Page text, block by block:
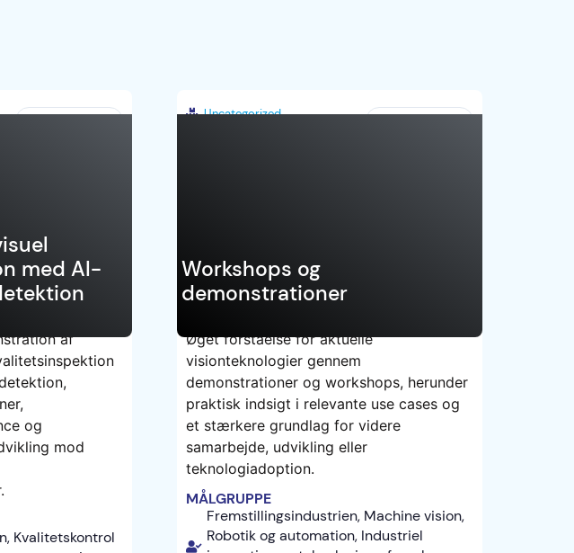
med AI-
af
og
mod
Kvalitetskontrol
Uncategorized
Workshops og
demonstrationer
UNDERSØGELSE
Øget forståelse for aktuelle
visionteknologier gennem
demonstrationer og workshops, herunder
praktisk indsigt i relevante use cases og
et stærkere grundlag for videre
samarbejde, udvikling eller
teknologiadoption.
MÅLGRUPPE
Fremstillingsindustrien, Machine vision,
Robotik og automation, Industriel